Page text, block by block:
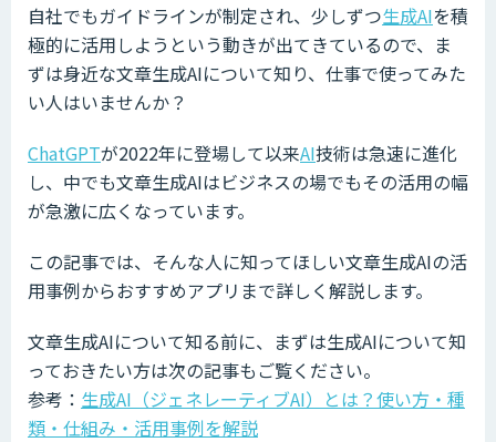
自社でもガイドラインが制定され、少しずつ生成AIを積
極的に活用しようという動きが出てきているので、ま
ずは身近な文章生成AIについて知り、仕事で使ってみた
い人はいませんか？
ChatGPTが2022年に登場して以来AI技術は急速に進化
し、中でも文章生成AIはビジネスの場でもその活用の幅
が急激に広くなっています。
この記事では、そんな人に知ってほしい文章生成AIの活
用事例からおすすめアプリまで詳しく解説します。
文章生成AIについて知る前に、まずは生成AIについて知
っておきたい方は次の記事もご覧ください。
参考： 生成AI（ジェネレーティブAI）とは？使い方・種
類・仕組み・活用事例を解説